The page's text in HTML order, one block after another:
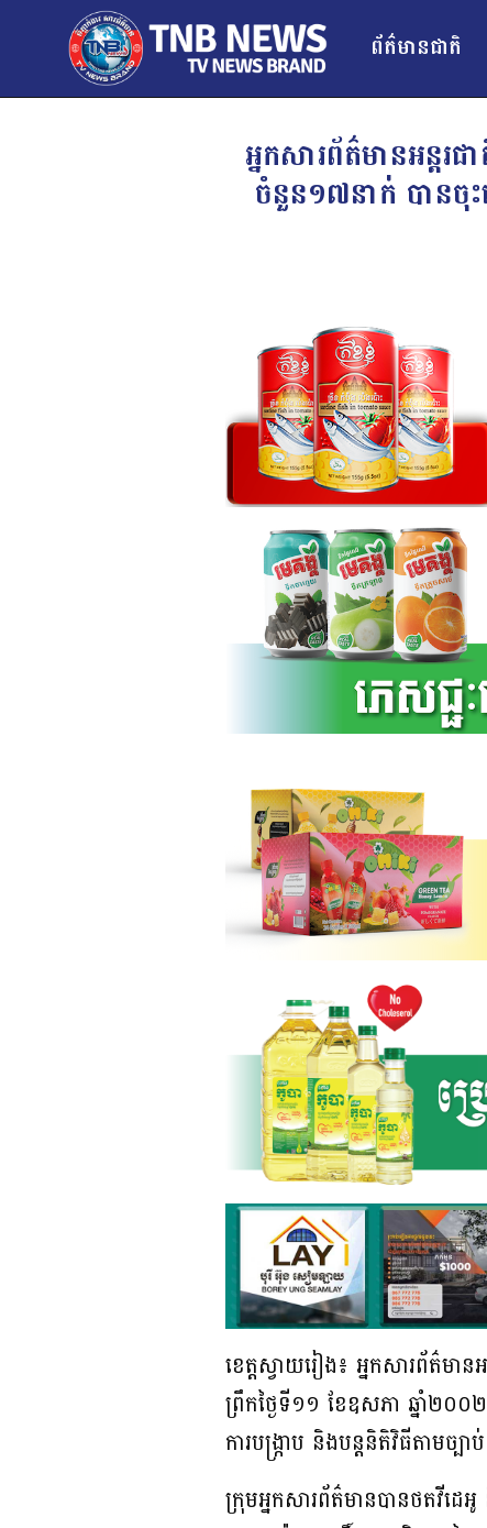
ព័ត៌មានជាតិ
អ្នកសារព័ត៌មានអន្
ចំនួន១៧នាក់ បានចុ
ខេត្តស្វាយរៀង៖ អ្នកសារព័ត៌
ព្រឹកថ្ងៃទី១១ ខែឧសភា ឆ្នាំ២០
ការបង្រ្កាប និងបន្តនិតិវិធីតាមច្
ក្រុមអ្នកសារព័ត៌មានបានថតវីដេ